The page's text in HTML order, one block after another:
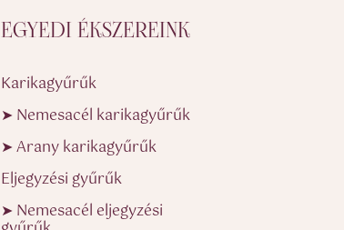
EGYEDI ÉKSZEREINK
Karikagyűrűk
➤ Nemesacél karikagyűrűk
➤ Arany karikagyűrűk
Eljegyzési gyűrűk
➤ Nemesacél eljegyzési